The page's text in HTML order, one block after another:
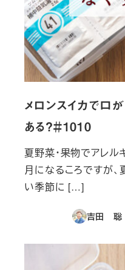
メロンスイカで口
ある？＃1010
夏野菜・果物でアレ
月になるころですが
い季節に […]
吉田 聡